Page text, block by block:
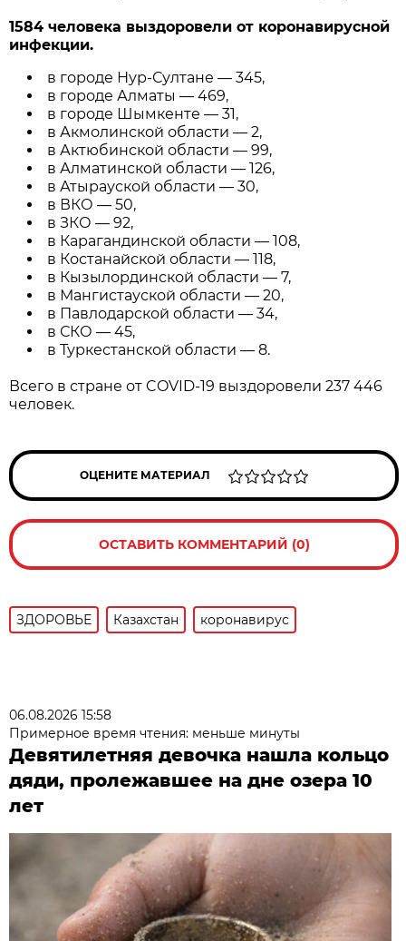
1584 человека выздоровели от коронавирусной
инфекции.
в городе Нур-Султане — 345,
в городе Алматы — 469,
в городе Шымкенте — 31,
в Акмолинской области — 2,
в Актюбинской области — 99,
в Алматинской области — 126,
в Атырауской области — 30,
в ВКО — 50,
в ЗКО — 92,
в Карагандинской области — 108,
в Костанайской области — 118,
в Кызылординской области — 7,
в Мангистауской области — 20,
в Павлодарской области — 34,
в СКО — 45,
в Туркестанской области — 8.
Всего в стране от COVID-19 выздоровели 237 446
человек.
ОЦЕНИТЕ МАТЕРИАЛ
ОСТАВИТЬ КОММЕНТАРИЙ (0)
ЗДОРОВЬЕ Казахстан коронавирус
06.08.2026 15:58
Примерное время чтения: меньше минуты
Девятилетняя девочка нашла кольцо
дяди, пролежавшее на дне озера 10
лет